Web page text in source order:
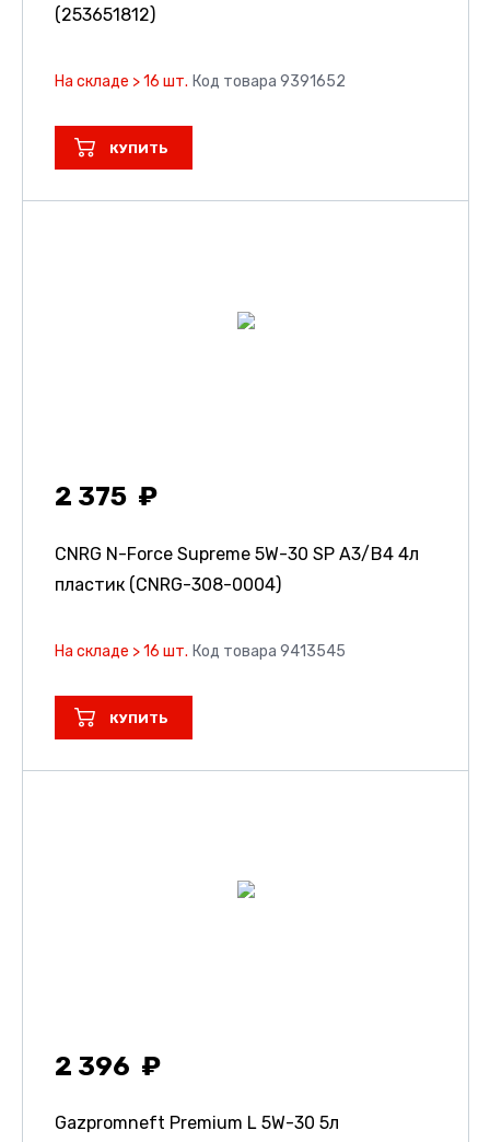
(253651812)
На складе > 16 шт. Код товара 9391652
КУПИТЬ
2 375
CNRG N-Force Supreme 5W-30 SP A3/B4 4л
пластик (CNRG-308-0004)
На складе > 16 шт. Код товара 9413545
КУПИТЬ
2 396
Gazpromneft Premium L 5W-30 5л